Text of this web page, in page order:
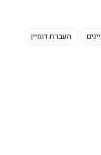
העברת דומיין